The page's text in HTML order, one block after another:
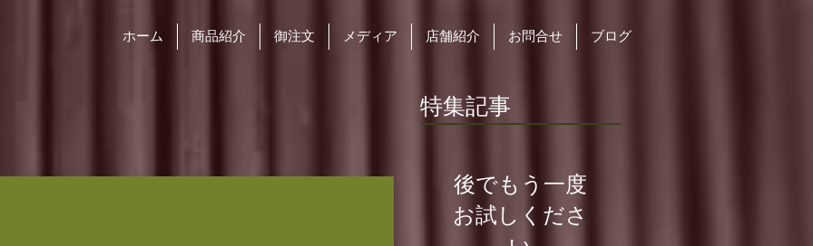
ホーム 商品紹介 御注文 メディア 店舗紹介 お問合せ ブログ
特集記事
後でもう一度
お試しくださ